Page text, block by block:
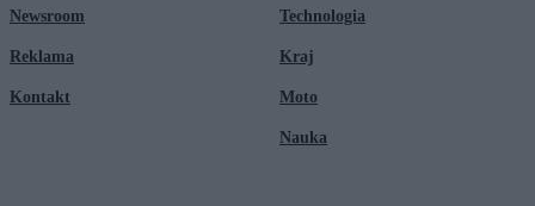
Newsroom
Reklama
Kontakt
Technologia
Kraj
Moto
Nauka